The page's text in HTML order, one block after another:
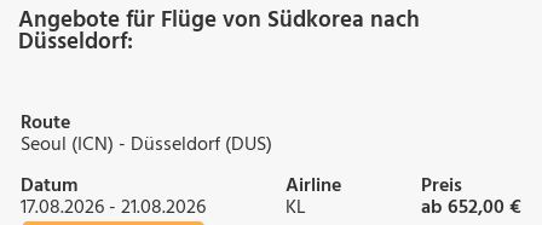
Angebote für Flüge von Südkorea nach
Düsseldorf:
Route
Seoul (ICN) - Düsseldorf (DUS)
Datum
17.08.2026 - 21.08.2026
Airline
KL
Preis
ab 652,00 €